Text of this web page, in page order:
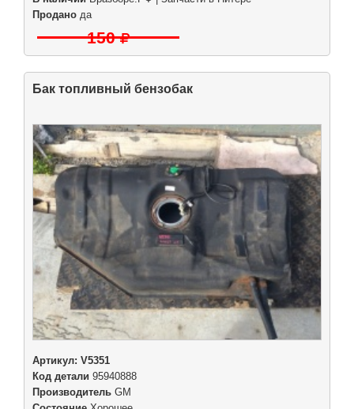
Продано да
150
Бак топливный бензобак
Артикул: V5351
Код детали 95940888
Производитель GM